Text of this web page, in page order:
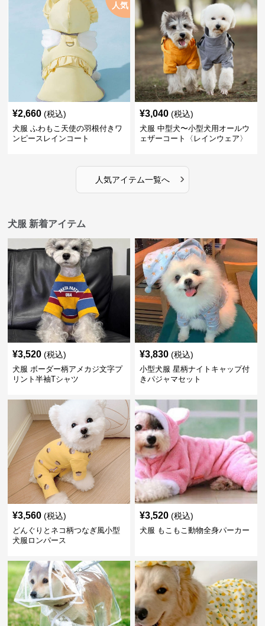
人気
¥2,660 (税込)
犬服 ふわもこ天使の羽根付きワ
ンピースレインコート
¥3,040 (税込)
犬服 中型犬〜小型犬用オールウ
ェザーコート〈レインウェア〉
人気アイテム一覧へ ›
犬服 新着アイテム
¥3,520 (税込)
犬服 ボーダー柄アメカジ文字プ
リント半袖Tシャツ
¥3,830 (税込)
小型犬服 星柄ナイトキャップ付
きパジャマセット
¥3,560 (税込)
どんぐりとネコ柄つなぎ風小型
犬服ロンパース
¥3,520 (税込)
犬服 もこもこ動物全身パーカー